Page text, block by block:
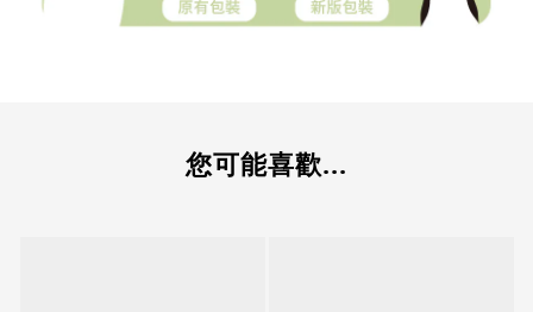
您可能喜歡...